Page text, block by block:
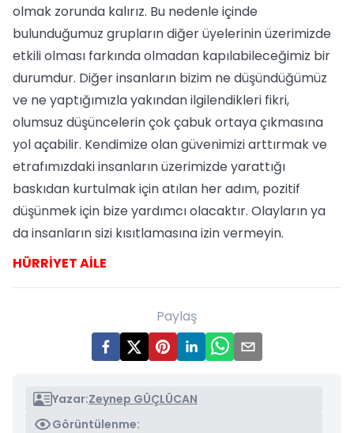
olmak zorunda kalırız. Bu nedenle içinde
bulunduğumuz grupların diğer üyelerinin üzerimizde
etkili olması farkında olmadan kapılabileceğimiz bir
durumdur. Diğer insanların bizim ne düşündüğümüz
ve ne yaptığımızla yakından ilgilendikleri fikri,
olumsuz düşüncelerin çok çabuk ortaya çıkmasına
yol açabilir. Kendimize olan güvenimizi arttırmak ve
etrafımızdaki insanların üzerimizde yarattığı
baskıdan kurtulmak için atılan her adım, pozitif
düşünmek için bize yardımcı olacaktır. Olayların ya
da insanların sizi kısıtlamasına izin vermeyin.
HÜRRİYET AİLE
Paylaş
Yazar:Zeynep GÜÇLÜCAN
Görüntülenme: